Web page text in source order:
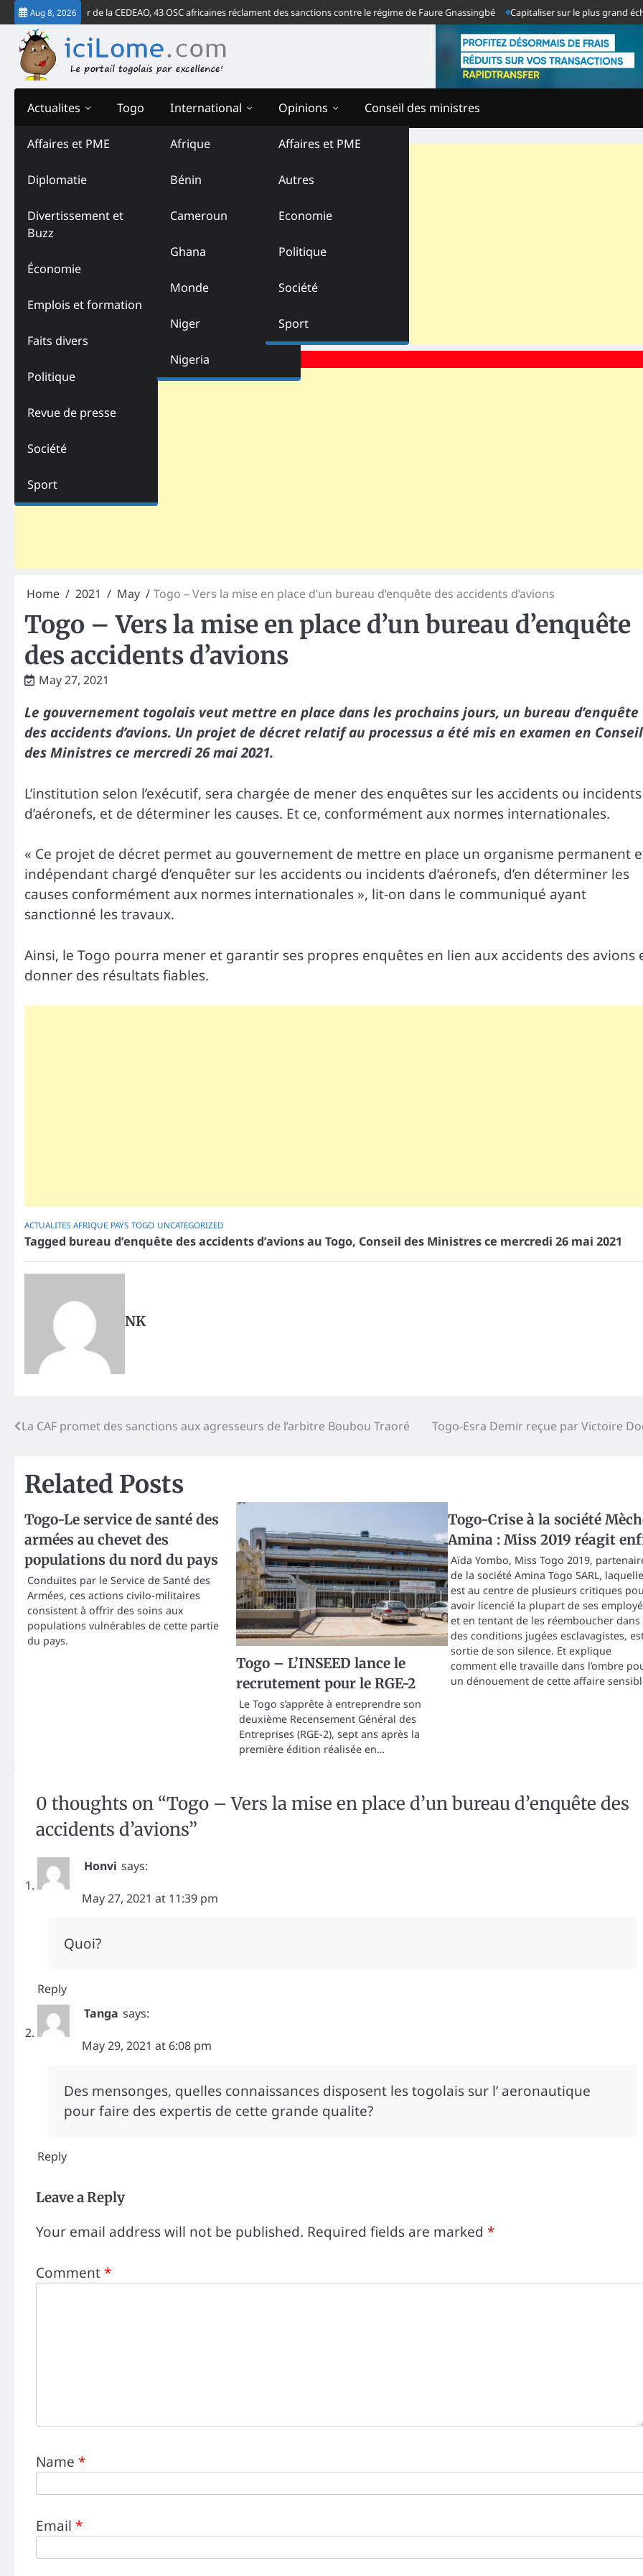
Skip
to
content
Aug 8, 2026
de la Cour de la CEDEAO, 43 OSC africaines réclament des sanctions contre le régime de Faure Gnassingbé Capitaliser sur le plus grand échec du
Actualites
Affaires et PME
Diplomatie
Divertissement et
Buzz
Économie
Emplois et formation
Faits divers
Politique
Revue de presse
Société
Sport
Togo International
Afrique
Bénin
Cameroun
Ghana
Monde
Niger
Nigeria
Opinions
Affaires et PME
Autres
Economie
Politique
Société
Sport
Conseil des ministres
Home 2021 May Togo – Vers la mise en place d’un bureau d’enquête des accidents d’avions
Togo – Vers la mise en place d’un bureau d’enquête
des accidents d’avions
May 27, 2021
Le gouvernement togolais veut mettre en place dans les prochains jours, un bureau d’enquête
des accidents d’avions. Un projet de décret relatif au processus a été mis en examen en Conseil
des Ministres ce mercredi 26 mai 2021.
L’institution selon l’exécutif, sera chargée de mener des enquêtes sur les accidents ou incidents
d’aéronefs, et de déterminer les causes. Et ce, conformément aux normes internationales.
« Ce projet de décret permet au gouvernement de mettre en place un organisme permanent
indépendant chargé d’enquêter sur les accidents ou incidents d’aéronefs, d’en déterminer les
causes conformément aux normes internationales », lit-on dans le communiqué ayant
sanctionné les travaux.
Ainsi, le Togo pourra mener et garantir ses propres enquêtes en lien aux accidents des avions
donner des résultats fiables.
ACTUALITES AFRIQUE PAYS TOGO UNCATEGORIZED
Tagged bureau d’enquête des accidents d’avions au Togo, Conseil des Ministres ce mercredi 26 mai 2021
NK
Post
La CAF promet des sanctions aux agresseurs de l’arbitre Boubou Traoré Togo-Esra Demir reçue par Victoire
Related Posts
Togo-Le service de santé des
armées au chevet des
populations du nord du pays
Conduites par le Service de Santé des
Armées, ces actions civilo-militaires
consistent à offrir des soins aux
populations vulnérables de cette partie
du pays.
Togo – L’INSEED lance le
recrutement pour le RGE-2
Le Togo s’apprête à entreprendre son
deuxième Recensement Général des
Entreprises (RGE-2), sept ans après la
première édition réalisée en…
Togo-Crise à la société
Amina : Miss 2019 réagit
Aïda Yombo, Miss Togo 2019,
de la société Amina Togo SARL, laquelle
est au centre de plusieurs critiques
avoir licencié la plupart de ses
et en tentant de les réemboucher dans
des conditions jugées esclavagistes,
sortie de son silence. Et explique
comment elle travaille dans l’ombre
un dénouement de cette affaire
0 thoughts on “Togo – Vers la mise en place d’un bureau d’enquête des
accidents d’avions”
Honvi says:
May 27, 2021 at 11:39 pm
Quoi?
Reply
Tanga says:
May 29, 2021 at 6:08 pm
Des mensonges, quelles connaissances disposent les togolais sur l’ aeronautique
pour faire des expertis de cette grande qualite?
Reply
Leave a Reply
Your email address will not be published. Required fields are marked *
Comment*
Name *
Email *